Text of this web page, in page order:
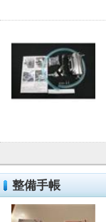
整備手帳